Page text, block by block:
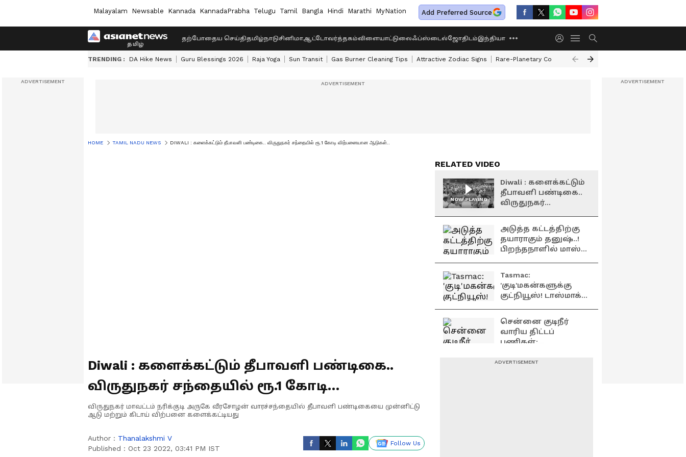
Malayalam Newsable Kannada KannadaPrabha Telugu Tamil Bangla Hindi Marathi MyNation Add Preferred Source
தற்போதைய செய்திதமிழ்நாடுசினிமாஆட்டோவர்த்தகம்விளையாட்டுலைஃப்ஸ்டைல்ஜோதிடம்இந்தியா
TRENDING : DA Hike News Guru Blessings 2026 Raja Yoga Sun Transit Gas Burner Cleaning Tips Attractive Zodiac Signs Rare-Planetary Conjunction After 12 Years
HOME TAMIL NADU NEWS DIWALI : களைக்கட்டும் தீபாவளி பண்டிகை.. விருதுநகர் சந்தையில் ரூ.1 கோடி விற்பனையான ஆடுகள்..
Diwali : களைக்கட்டும் தீபாவளி பண்டிகை..
விருதுநகர் சந்தையில் ரூ.1 கோடி
விற்பனையான ஆடுகள்..
விருதுநகர் மாவட்டம் நரிக்குடி அருகே வீரசோழன் வாரச்சந்தையில் தீபாவளி பண்டிகையை முன்னிட்டு
ஆடு மற்றும் கிடாய் விற்பனை களைக்கட்டியது
Author : Thanalakshmi V
Published : Oct 23 2022, 03:41 PM IST
Follow Us
RELATED VIDEO
NOW PLAYING
Diwali : களைக்கட்டும்
தீபாவளி பண்டிகை..
விருதுநகர்
ஆடுகள்..
அடுத்த கட்டத்திற்கு
தயாராகும் தனுஷ்..!
பிறந்தநாளில் மாஸ்
ஆட்டம் !
Tasmac:
'குடி'மகன்களுக்கு
குட்நியூஸ்! டாஸ்மாக்
சென்னை குடிநீர்
வாரிய திட்டப்
பணிகள்:
முதலமைச்சர்